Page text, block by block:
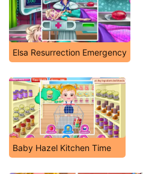
Elsa Resurrection Emergency
Baby Hazel Kitchen Time